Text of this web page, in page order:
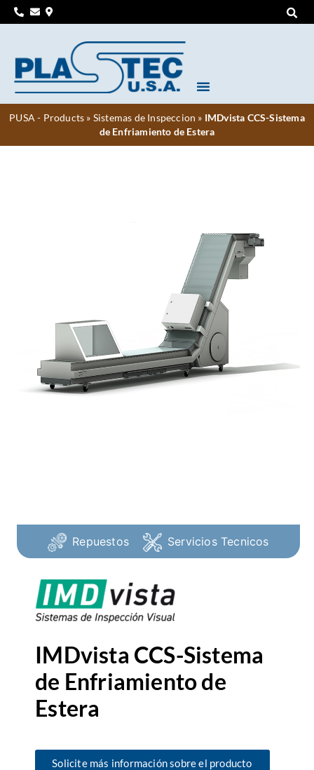
PUSA - Products » Sistemas de Inspeccion » IMDvista CCS-Sistema
de Enfriamiento de Estera
Repuestos Servicios Tecnicos
IMDvista CCS-Sistema
de Enfriamiento de
Estera
Solicite más información sobre el producto